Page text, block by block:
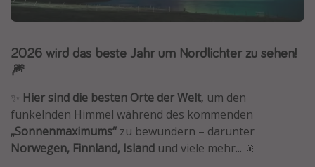
Normandie Urlaub
St. Lucia Urlaub
Kefalonia Urlaub
Krabi Urlaub
Tulum Urlaub
Sri Lanka Rundreise
2026 wird das beste Jahr um Nordlichter zu sehen!
🎆
✨ Hier sind die besten Orte der Welt, um den
funkelnden Himmel während des kommenden
„Sonnenmaximums“ zu bewundern – darunter
Norwegen, Finnland, Island und viele mehr... 🎇